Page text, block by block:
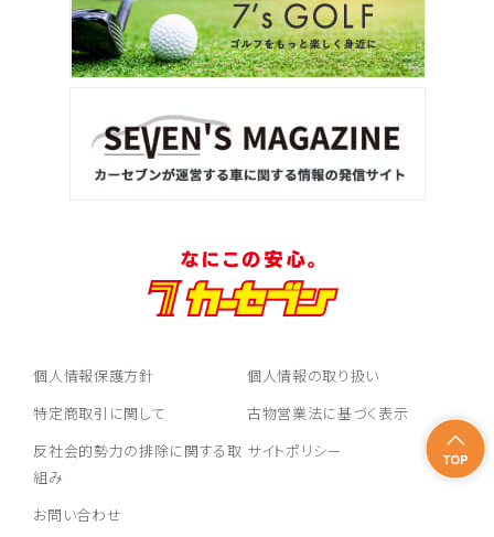
個人情報保護方針
個人情報の取り扱い
特定商取引に関して
古物営業法に基づく表示
反社会的勢力の排除に関する取
組み
サイトポリシー
お問い合わせ